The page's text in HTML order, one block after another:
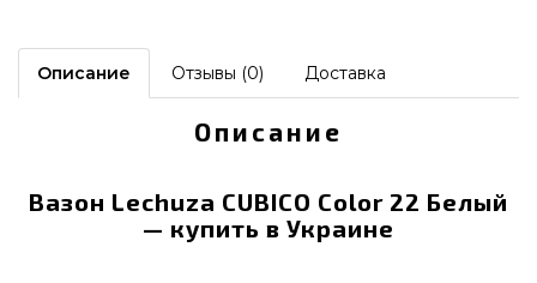
Описание Отзывы (0) Доставка
Описание
Вазон Lechuza CUBICO Color 22 Белый
— купить в Украине